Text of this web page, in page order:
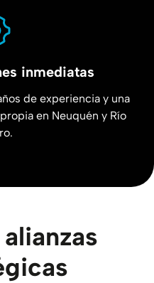
inmediatas
de experiencia y una
en Neuquén y Río